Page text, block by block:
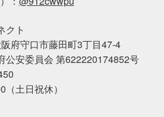
クト
府守口市藤田町3丁目47-4
公安委員会 第622220174852号
土日祝休）